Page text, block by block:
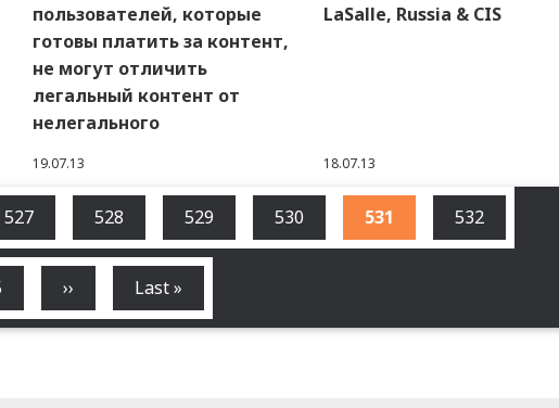
пользователей, которые
готовы платить за контент,
не могут отличить
легальный контент от
нелегального
19.07.13
LaSalle, Russia & CIS
18.07.13
Страница
527 Страница
528 Страница
529 Страница
530
Текущая
страница
531 Страница
532
Следующая
страница
››
Последняя
страница
Last »